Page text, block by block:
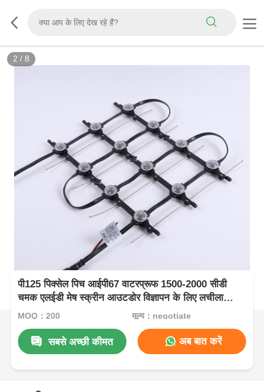
3 / 8
पी125 पिक्सेल पिच आईपी67 वाटरप्रूफ 1500-2000 सीडी
चमक एलईडी मेष स्क्रीन आउटडोर विज्ञापन के लिए लचीला
एलईडी डिस्प्ले
MOQ：200 मूल्य：negotiate
सबसे अच्छी कीमत अब बात करें